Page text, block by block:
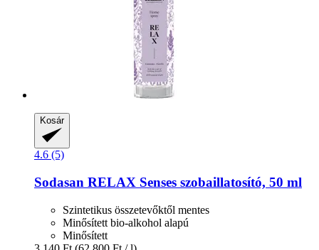
Kosár
4.6 (5)
Sodasan RELAX Senses szobaillatosító, 50 ml
Szintetikus összetevőktől mentes
Minősített bio-alkohol alapú
Minősített